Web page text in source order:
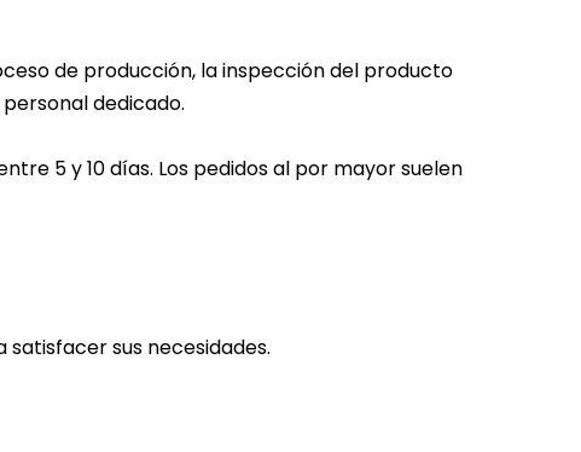
de producción, la inspección del producto
dedicado.
5 y 10 días. Los pedidos al por mayor suelen
sus necesidades.